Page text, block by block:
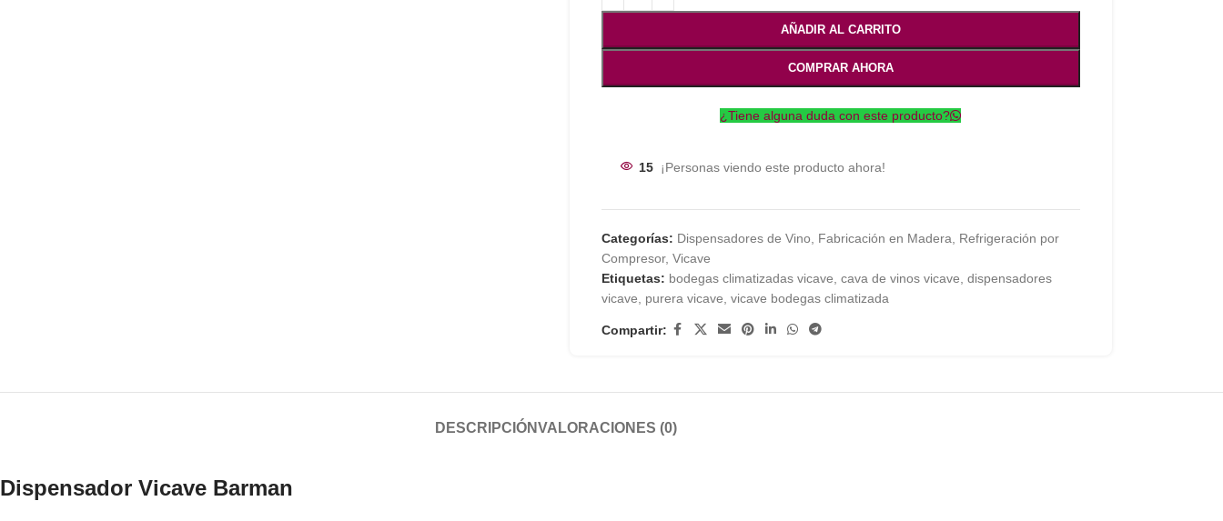
AÑADIR AL CARRITO
COMPRAR AHORA
¿Tiene alguna duda con este producto?
15 ¡Personas viendo este producto ahora!
Categorías: Dispensadores de Vino Fabricación en Madera
Refrigeración por
Compresor, Vicave
Etiquetas: bodegas climatizadas vicave cava de vinos vicave dispensadores
vicave
purera vicave vicave bodegas climatizada
Compartir:
DESCRIPCIÓNVALORACIONES (0)
Dispensador Vicave Barman